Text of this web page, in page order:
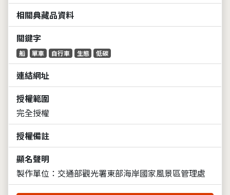
相關典藏品資料
關鍵字
船 單車 自行車 生態 低碳
連結網址
授權範圍
完全授權
授權備註
顯名聲明
製作單位：交通部觀光署東部海岸國家風景區管理處